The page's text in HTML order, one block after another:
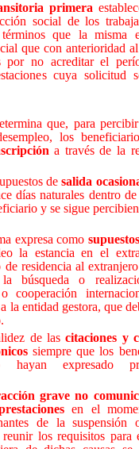
primera
social de los
que la misma
que con anterioridad
por no acreditar el
cuya solicitud
que, para
los
a través de la
desalida
días naturales dentro
y se sigue
expresa como
la estancia en el
residencia al
búsqueda o
cooperación
la entidad gestora, que
de lascitaciones y
siempre que los
hayan expresado
grave no
en el
de la
los requisitos para